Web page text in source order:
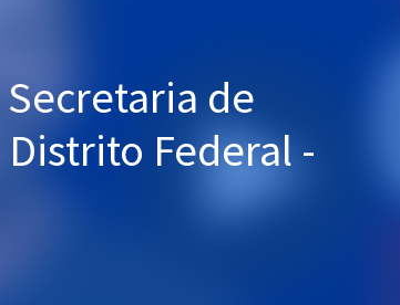
Secretaria de
Federal -